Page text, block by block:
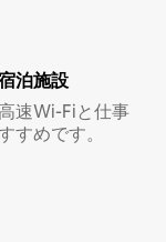
泊⁠施⁠設
速Wi-Fiと仕事
すめです。